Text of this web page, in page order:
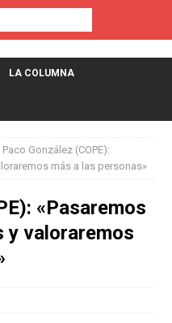
LA COLUMNA
Paco González (COPE):
más a las personas»
«Pasaremos
y valoraremos